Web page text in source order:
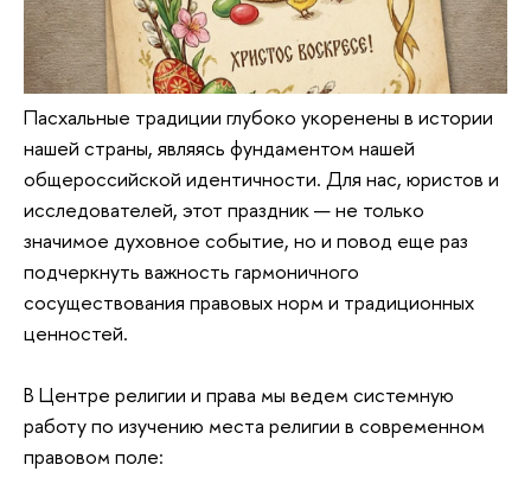
Пасхальные традиции глубоко укоренены в истории
нашей страны, являясь фундаментом нашей
общероссийской идентичности. Для нас, юристов и
исследователей, этот праздник — не только
значимое духовное событие, но и повод еще раз
подчеркнуть важность гармоничного
сосуществования правовых норм и традиционных
ценностей.
В Центре религии и права мы ведем системную
работу по изучению места религии в современном
правовом поле: